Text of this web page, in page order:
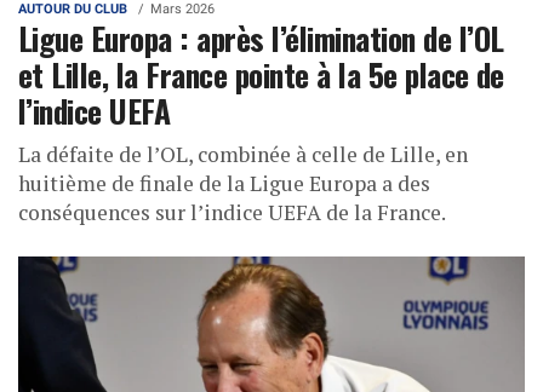
AUTOUR DU CLUB Mars 2026
Ligue Europa : après l’élimination de l’OL
et Lille, la France pointe à la 5e place de
l’indice UEFA
La défaite de l’OL, combinée à celle de Lille, en
huitième de finale de la Ligue Europa a des
conséquences sur l’indice UEFA de la France.